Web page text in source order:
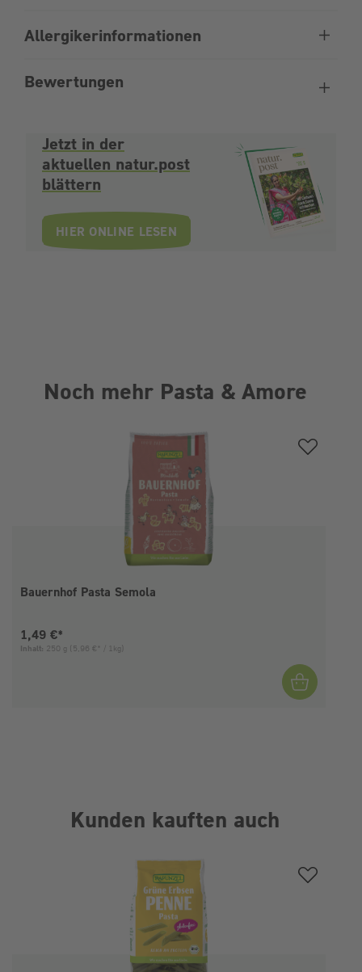
Allergikerinformationen
Bewertungen
Jetzt in der
aktuellen natur.post
blättern
HIER ONLINE LESEN
Noch mehr Pasta & Amore
Bauernhof Pasta Semola
Aktueller Preis:
1,49 €*
Inhalt: 250 g (5,96 €* / 1kg)
Kunden kauften auch